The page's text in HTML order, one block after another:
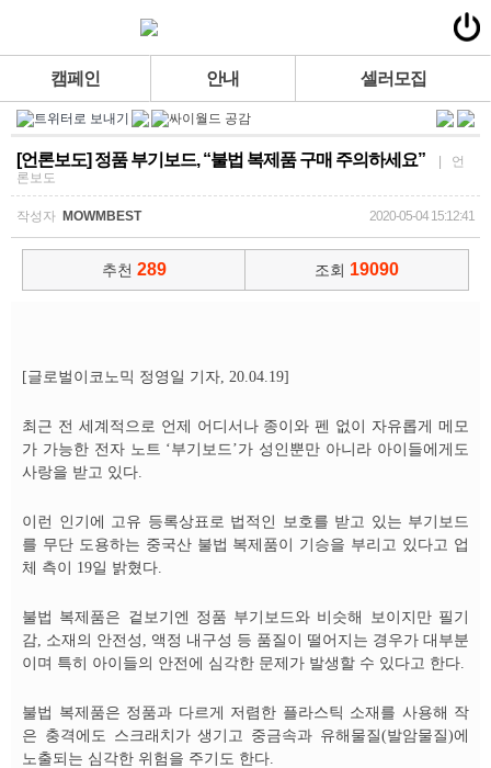
캠페인 안내 셀러모집
[언론보도] 정품 부기보드, “불법 복제품 구매 주의하세요”
| 언
론보도
작성자 MOWMBEST 2020-05-04 15:12:41
추천 289 조회 19090
[글로벌이코노믹 정영일 기자, 20.04.19]
최근 전 세계적으로 언제 어디서나 종이와 펜 없이 자유롭게 메모
가 가능한 전자 노트 ‘부기보드’가 성인뿐만 아니라 아이들에게도
사랑을 받고 있다.
이런 인기에 고유 등록상표로 법적인 보호를 받고 있는 부기보드
를 무단 도용하는 중국산 불법 복제품이 기승을 부리고 있다고 업
체 측이 19일 밝혔다.
불법 복제품은 겉보기엔 정품 부기보드와 비슷해 보이지만 필기
감, 소재의 안전성, 액정 내구성 등 품질이 떨어지는 경우가 대부분
이며 특히 아이들의 안전에 심각한 문제가 발생할 수 있다고 한다.
불법 복제품은 정품과 다르게 저렴한 플라스틱 소재를 사용해 작
은 충격에도 스크래치가 생기고 중금속과 유해물질(발암물질)에
노출되는 심각한 위험을 주기도 한다.